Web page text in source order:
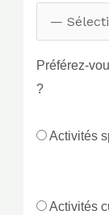
Préférez-
?
Activités
Activités